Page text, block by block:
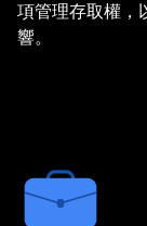
項管理存取權，
響。